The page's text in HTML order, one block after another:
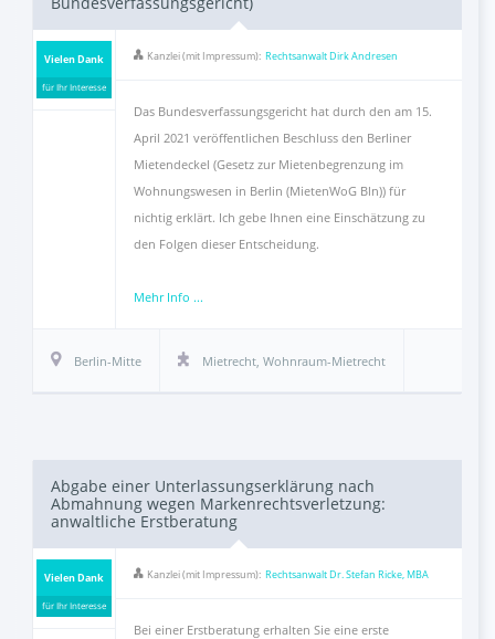
Vielen Dank
für Ihr Interesse
Kanzlei (mit Impressum): Rechtsanwalt Dirk Andresen
Das Bundesverfassungsgericht hat durch den am 15.
April 2021 veröffentlichen Beschluss den Berliner
Mietendeckel (Gesetz zur Mietenbegrenzung im
Wohnungswesen in Berlin (MietenWoG Bln)) für
nichtig erklärt. Ich gebe Ihnen eine Einschätzung zu
den Folgen dieser Entscheidung.
Mehr Info ...
Berlin-Mitte Mietrecht, Wohnraum-Mietrecht
Abgabe einer Unterlassungserklärung nach
Abmahnung wegen Markenrechtsverletzung:
anwaltliche Erstberatung
Vielen Dank
für Ihr Interesse
Kanzlei (mit Impressum): Rechtsanwalt Dr. Stefan Ricke, MBA
Bei einer Erstberatung erhalten Sie eine erste